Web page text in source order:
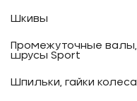
Шкивы
Промежуточные валы,
шрусы Sport
Шпильки, гайки колеса